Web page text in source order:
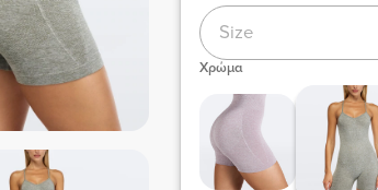
Size
Χρώμα